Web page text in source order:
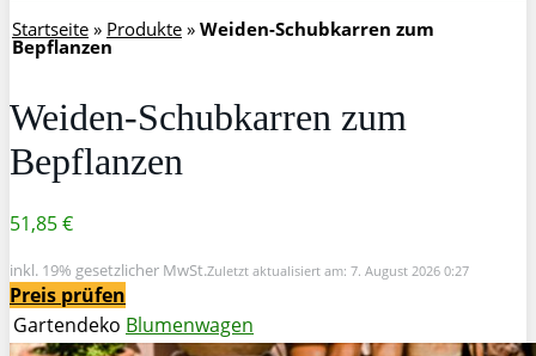
Startseite » Produkte » Weiden-Schubkarren zum
Bepflanzen
Weiden-Schubkarren zum
Bepflanzen
51,85 €
inkl. 19% gesetzlicher MwSt.Zuletzt aktualisiert am: 7. August 2026 0:27
Preis prüfen
Gartendeko Blumenwagen